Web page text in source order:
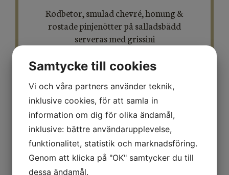
Rödbetor, smulad chevré, honung &
rostade pinjenötter på salladsbädd
serveras med grissini
Lågtempad oxfilé med kantarellsås
serveras med potatiskaka smaksatt med
Västerbottenost
samt jungfrusallad, cocktailtomater &
strimlade sockerärtor
~
Vaniljpanacotta med färska bär
450 kr
Samtycke till cookies
Vi och våra partners använder teknik,
inklusive cookies, för att samla in
information om dig för olika ändamål,
inklusive: bättre användarupplevelse,
funktionalitet, statistik och marknadsföring.
Genom att klicka på "OK" samtycker du till
dessa ändamål.